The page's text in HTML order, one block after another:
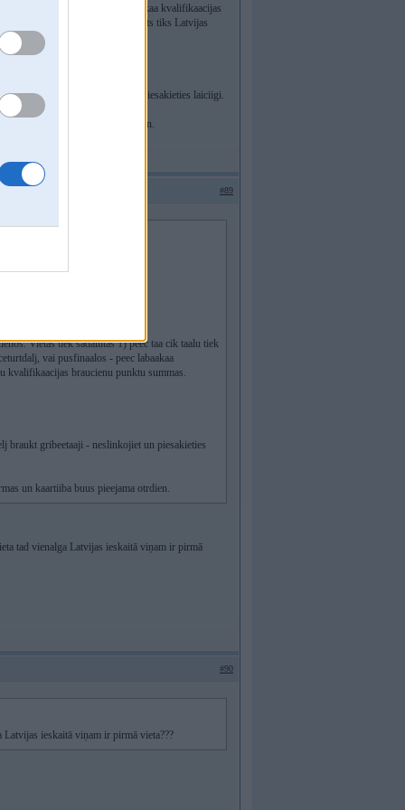
vai pusfinaalos - peec labaakaa kvalifikaacijas
punktu summas. Apbalvots tiks Latvijas
gribeetaaji - neslinkojiet un piesakieties laiciigi.
un kaartiiba buus pieejama otrdien.
#89
Vietas tiek sadaliitas 1) peec taa cik taalu tiek
vai pusfinaalos - peec labaakaa
kvalifikaacijas braucienu punktu summas.
braukt gribeetaaji - neslinkojiet un piesakieties
un kaartiiba buus pieejama otrdien.
tad vienalga Latvijas ieskaitā viņam ir pirmā
#90
ieskaitā viņam ir pirmā vieta???